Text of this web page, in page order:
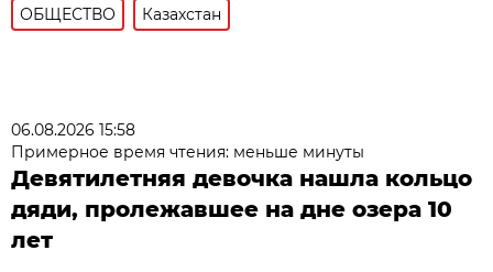
ОБЩЕСТВО Казахстан
06.08.2026 15:58
Примерное время чтения: меньше минуты
Девятилетняя девочка нашла кольцо
дяди, пролежавшее на дне озера 10
лет